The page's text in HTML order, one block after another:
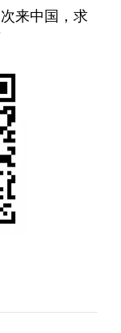
来中国，求